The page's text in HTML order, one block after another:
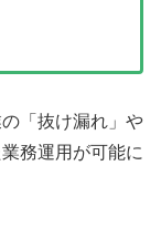
「抜け漏れ」や
務運用が可能に